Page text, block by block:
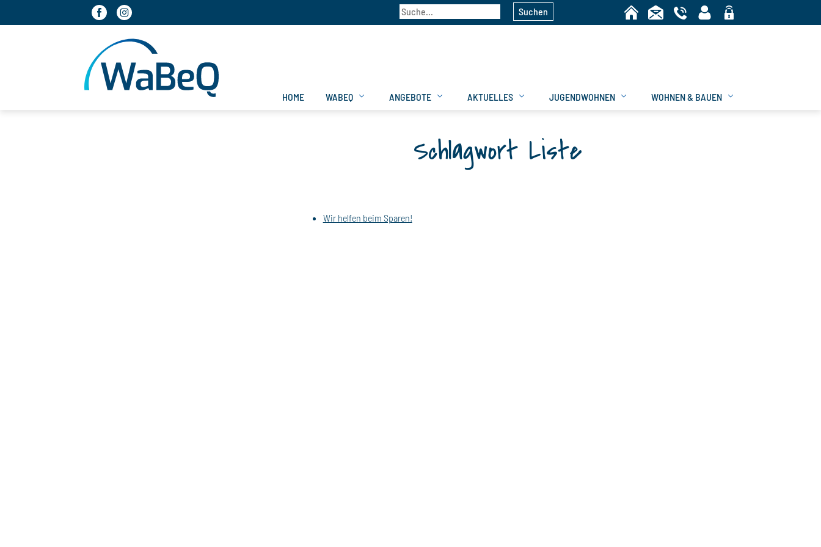
Bereich
Suchen
HOME WABEQ ANGEBOTE AKTUELLES JUGENDWOHNEN WOHNEN & BAUEN
Schlagwort Liste
Wir helfen beim Sparen!